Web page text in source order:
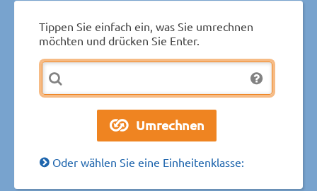
Tippen Sie einfach ein, was Sie umrechnen
möchten und drücken Sie Enter.
Oder wählen Sie eine Einheitenklasse: